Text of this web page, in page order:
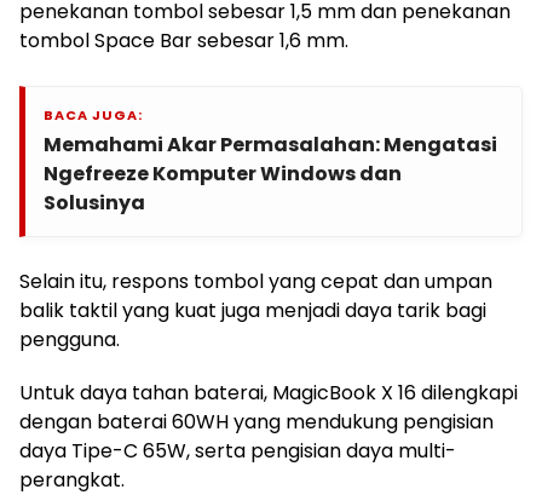
penekanan tombol sebesar 1,5 mm dan penekanan
tombol Space Bar sebesar 1,6 mm.
BACA JUGA:
Memahami Akar Permasalahan: Mengatasi
Ngefreeze Komputer Windows dan
Solusinya
Selain itu, respons tombol yang cepat dan umpan
balik taktil yang kuat juga menjadi daya tarik bagi
pengguna.
Untuk daya tahan baterai, MagicBook X 16 dilengkapi
dengan baterai 60WH yang mendukung pengisian
daya Tipe-C 65W, serta pengisian daya multi-
perangkat.